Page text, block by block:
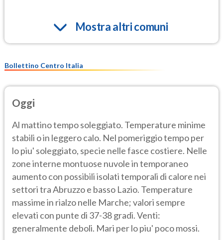
Mostra altri comuni
Bollettino Centro Italia
Oggi
Al mattino tempo soleggiato. Temperature minime
stabili o in leggero calo. Nel pomeriggio tempo per
lo piu' soleggiato, specie nelle fasce costiere. Nelle
zone interne montuose nuvole in temporaneo
aumento con possibili isolati temporali di calore nei
settori tra Abruzzo e basso Lazio. Temperature
massime in rialzo nelle Marche; valori sempre
elevati con punte di 37-38 gradi. Venti:
generalmente deboli. Mari per lo piu' poco mossi.